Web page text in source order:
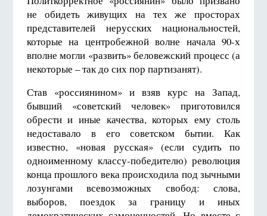
не обидеть живущих на тех же просторах
представителей нерусских национальностей,
которые на центробежной волне начала 90-х
вполне могли «развить» беловежский процесс (а
некоторые – так до сих пор партизанят).
Став «россиянином» и взяв курс на Запад,
бывший «советский человек» приготовился
обрести и иные качества, которых ему столь
недоставало в его советском бытии. Как
известно, «новая русская» (если судить по
одноименному классу-победителю) революция
конца прошлого века происходила под зычными
лозунгами всевозможных свобод: слова,
выборов, поездок за границу и иных